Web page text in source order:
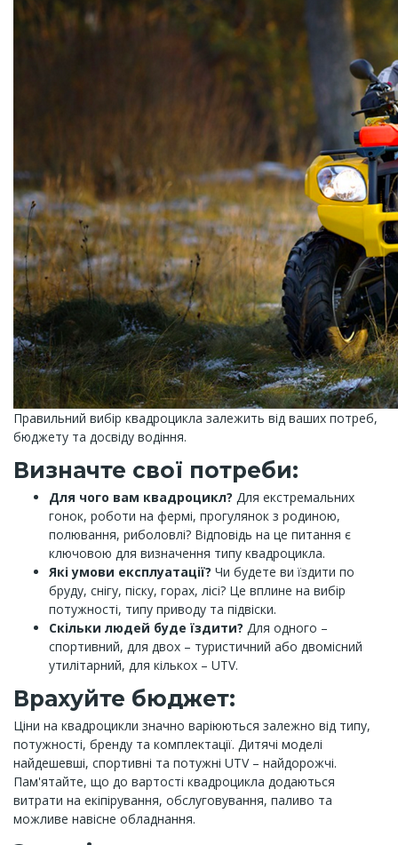
Правильний вибір квадроцикла залежить від ваших потреб,
бюджету та досвіду водіння.
Визначте свої потреби:
Для чого вам квадроцикл? Для екстремальних
гонок, роботи на фермі, прогулянок з родиною,
полювання, риболовлі? Відповідь на це питання є
ключовою для визначення типу квадроцикла.
Які умови експлуатації? Чи будете ви їздити по
бруду, снігу, піску, горах, лісі? Це вплине на вибір
потужності, типу приводу та підвіски.
Скільки людей буде їздити? Для одного –
спортивний, для двох – туристичний або двомісний
утилітарний, для кількох – UTV.
Врахуйте бюджет:
Ціни на квадроцикли значно варіюються залежно від типу,
потужності, бренду та комплектації. Дитячі моделі
найдешевші, спортивні та потужні UTV – найдорожчі.
Пам'ятайте, що до вартості квадроцикла додаються
витрати на екіпірування, обслуговування, паливо та
можливе навісне обладнання.